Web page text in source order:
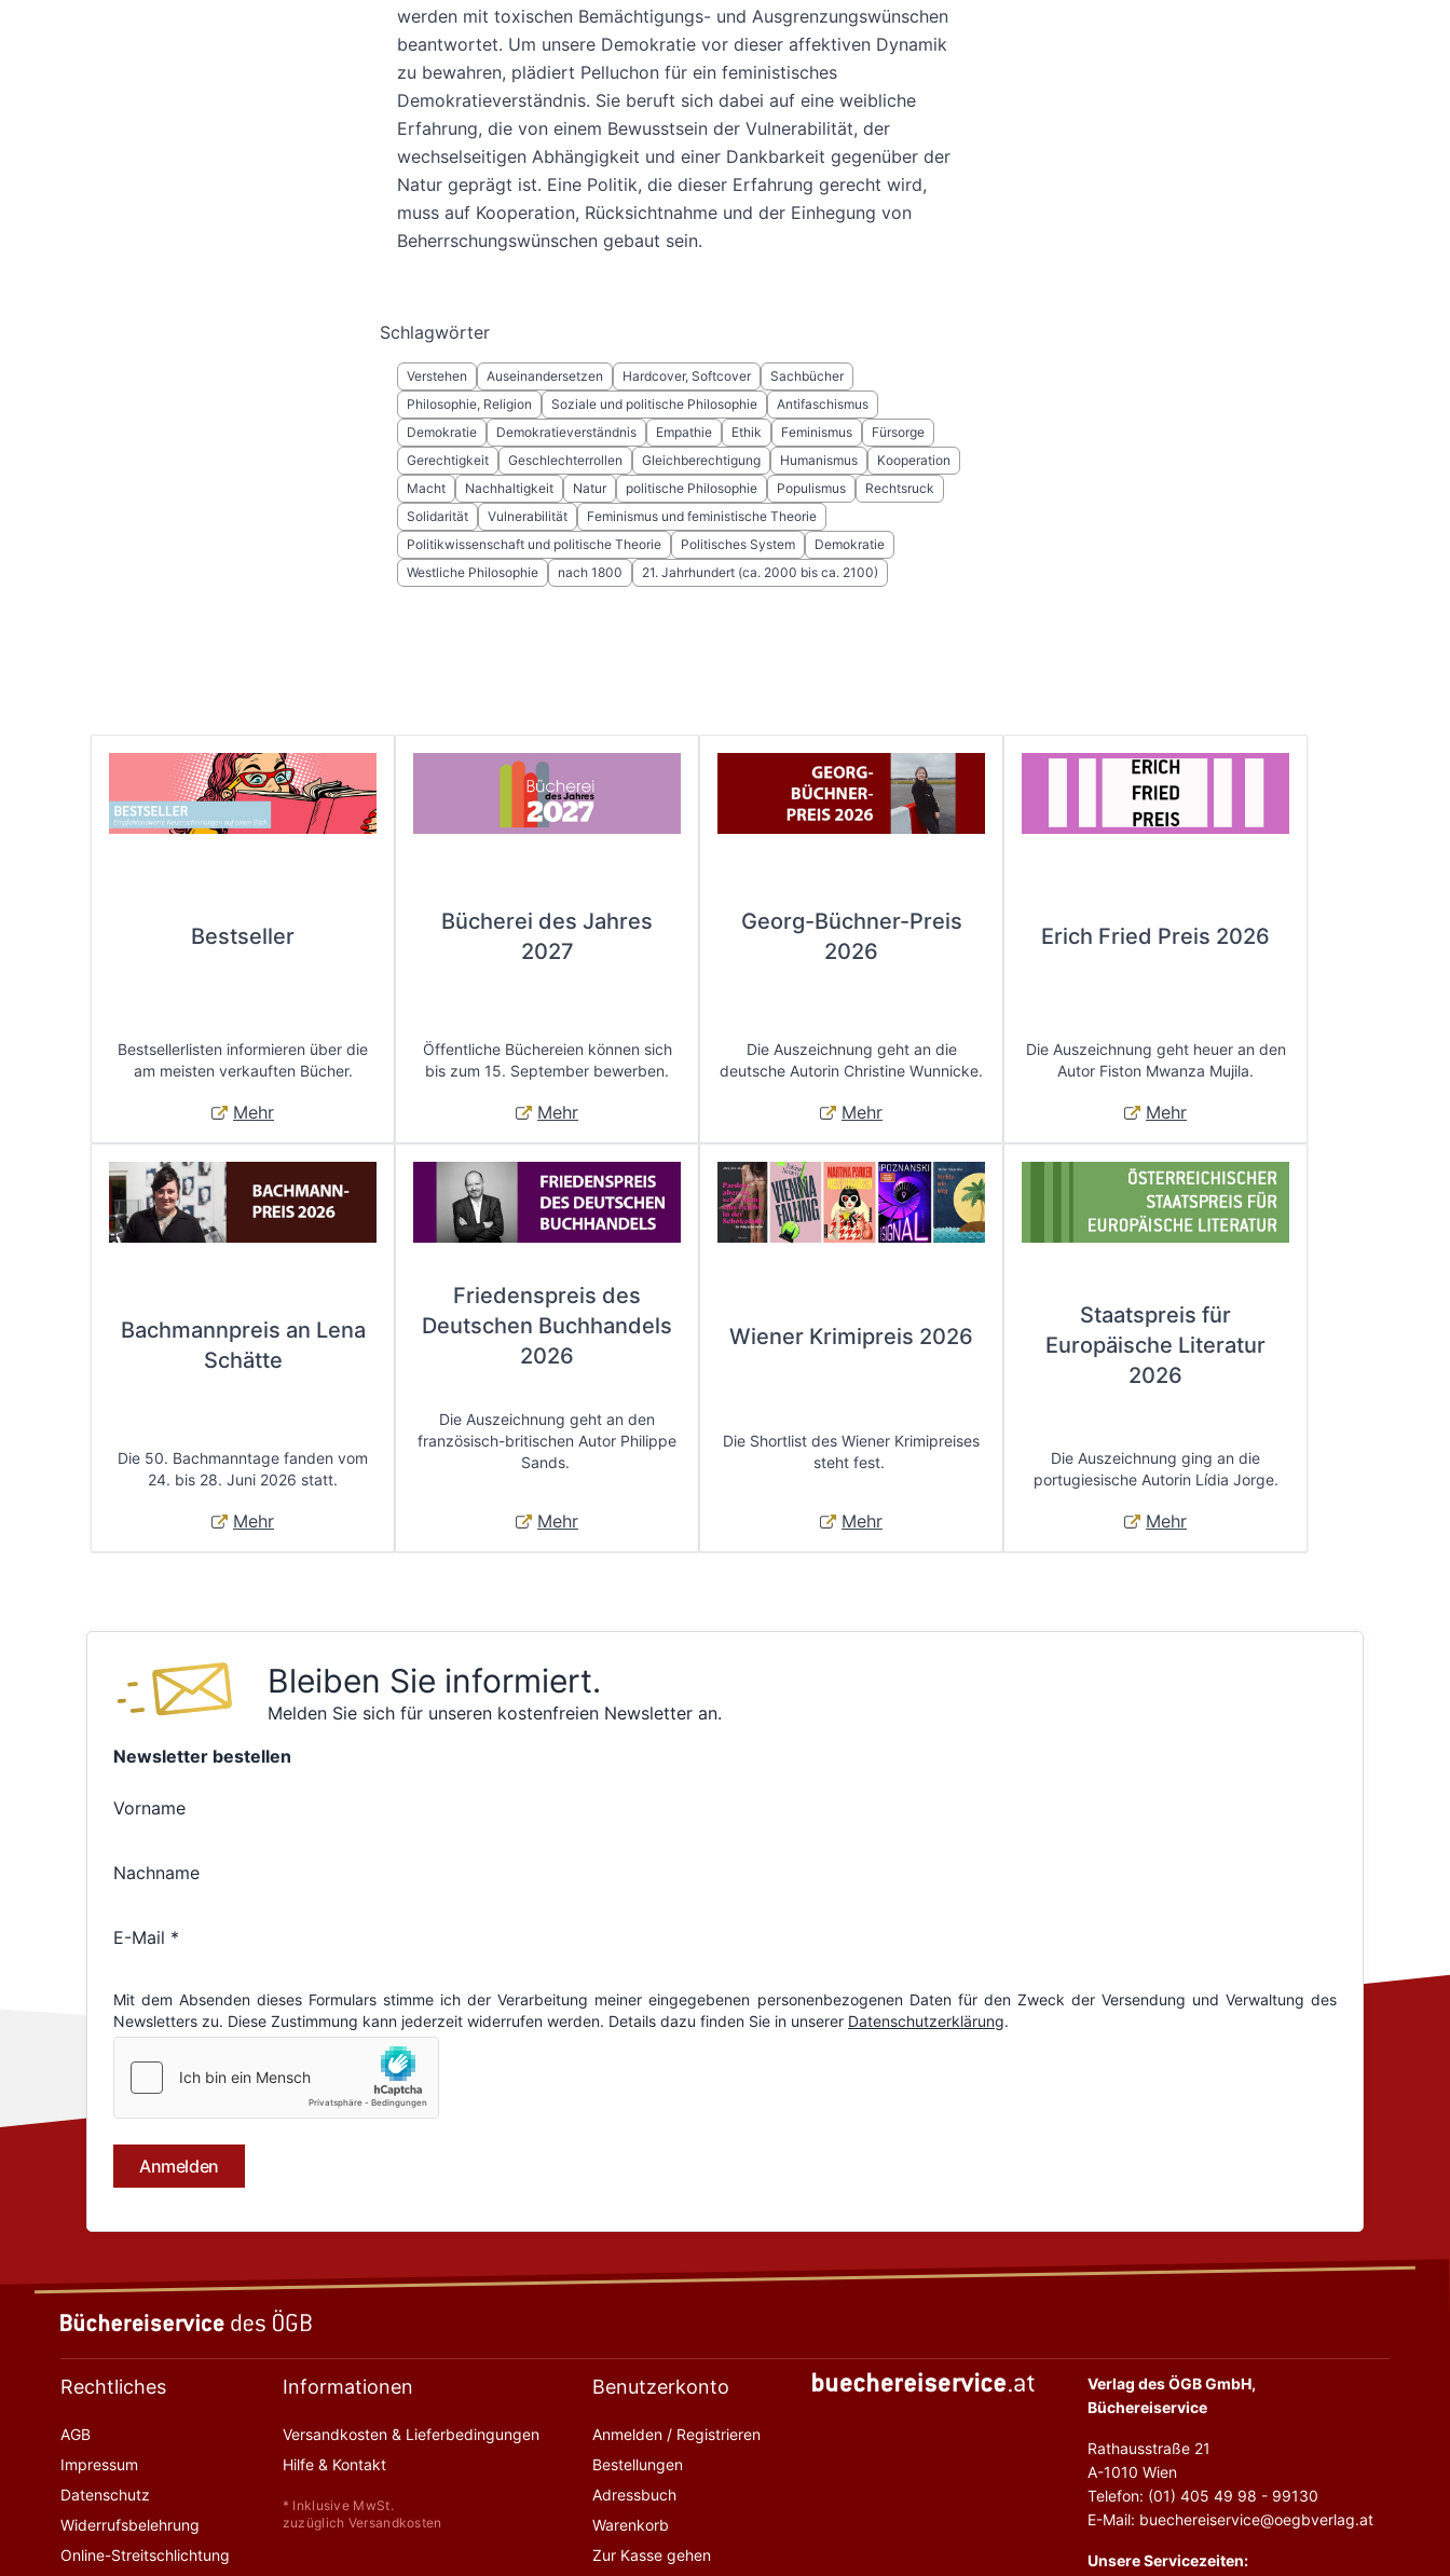
werden mit toxischen Bemächtigungs- und Ausgrenzungswünschen
beantwortet. Um unsere Demokratie vor dieser affektiven Dynamik
zu bewahren, plädiert Pelluchon für ein feministisches
Demokratieverständnis. Sie beruft sich dabei auf eine weibliche
Erfahrung, die von einem Bewusstsein der Vulnerabilität, der
wechselseitigen Abhängigkeit und einer Dankbarkeit gegenüber der
Natur geprägt ist. Eine Politik, die dieser Erfahrung gerecht wird,
muss auf Kooperation, Rücksichtnahme und der Einhegung von
Beherrschungswünschen gebaut sein.
Schlagwörter
Verstehen Auseinandersetzen Hardcover, Softcover
Sachbücher
Philosophie, Religion
Soziale und politische Philosophie
Antifaschismus
Demokratie
Demokratieverständnis Empathie Ethik Feminismus
Fürsorge
Gerechtigkeit
Geschlechterrollen Gleichberechtigung Humanismus
Kooperation
Macht
Nachhaltigkeit Natur politische Philosophie Populismus
Rechtsruck
Solidarität
Vulnerabilität
Feminismus und feministische Theorie
Politikwissenschaft und politische Theorie
Politisches System
Demokratie
Westliche Philosophie
nach 1800 21. Jahrhundert (ca. 2000 bis ca. 2100)
Bestseller
Bestsellerlisten informieren über die
am meisten verkauften Bücher.
Mehr
Bücherei des Jahres
2027
Öffentliche Büchereien können sich
bis zum 15. September bewerben.
Mehr
Georg-Büchner-Preis
2026
Die Auszeichnung geht an die
deutsche Autorin Christine Wunnicke.
Mehr
Erich Fried Preis 2026
Die Auszeichnung geht heuer an den
Autor Fiston Mwanza Mujila.
Mehr
Bachmannpreis an Lena
Schätte
Die 50. Bachmanntage fanden vom
24. bis 28. Juni 2026 statt.
Mehr
Friedenspreis des
Deutschen Buchhandels
2026
Die Auszeichnung geht an den
französisch-britischen Autor Philippe
Sands.
Mehr
Wiener Krimipreis 2026
Die Shortlist des Wiener Krimipreises
steht fest.
Mehr
Staatspreis für
Europäische Literatur
2026
Die Auszeichnung ging an die
portugiesische Autorin Lídia Jorge.
Mehr
Bleiben Sie informiert.
Melden Sie sich für unseren kostenfreien Newsletter an.
Rechtliches
AGB
Impressum
Datenschutz
Widerrufsbelehrung
Online-Streitschlichtung
Informationen
Versandkosten & Lieferbedingungen
Hilfe & Kontakt
* Inklusive MwSt.
zuzüglich Versandkosten
Benutzerkonto
Anmelden / Registrieren
Bestellungen
Adressbuch
Warenkorb
Zur Kasse gehen
Verlag des ÖGB GmbH,
Büchereiservice
Rathausstraße 21
A-1010 Wien
Telefon: (01) 405 49 98 - 99130
E-Mail: buechereiservice@oegbverlag.at
Unsere Servicezeiten: